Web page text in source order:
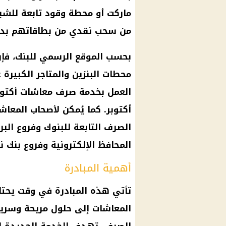
ماركت أو محطة وقود تابعة
من سحب نقدي من بطاقاتهم
بحسب الموقع الرسمي للبنك،
محطات البنزين والمتاجر
العمل بخدمة صرف معاشات أكتوبر
أكتوبر. كما يُمكن لأصحاب
الصرف التابعة للبنوك وفروع
المحافظ الإلكترونية وفروع بنك
أهمية المبادرة
تأتي هذه المبادرة في وقت
المعاشات إلى حلول مريحة